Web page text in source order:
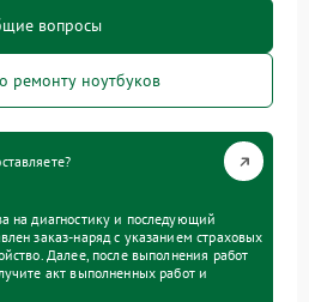
вопросы
ремонту ноутбуков
на диагностику и последующий
заказ-наряд с указанием страховых
Далее, после выполнения работ
акт выполненных работ и